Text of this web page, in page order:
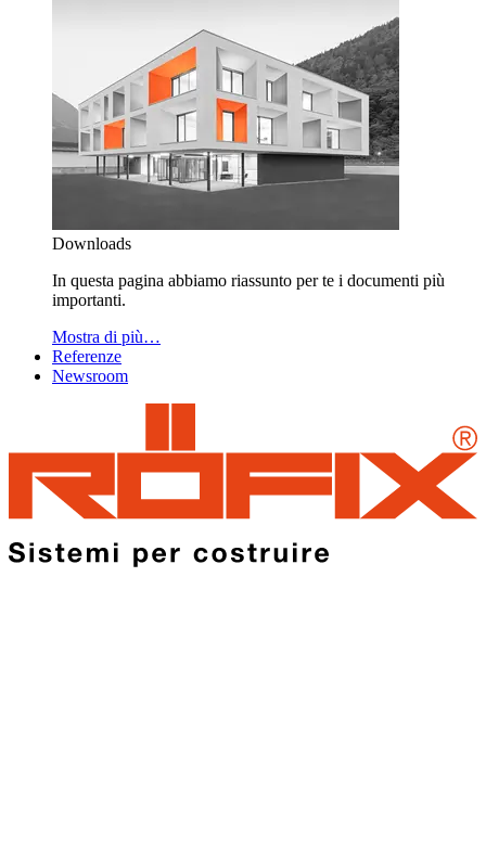
Downloads
In questa pagina abbiamo riassunto per te i documenti più
importanti.
Mostra di più…
Referenze
Newsroom